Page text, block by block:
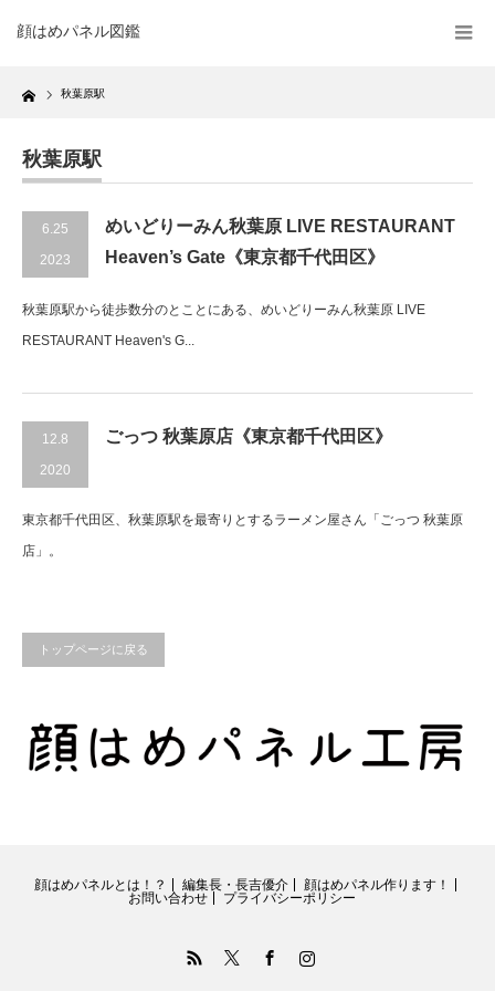
顔はめパネル図鑑
Home 秋葉原駅
秋葉原駅
6.25
2023
めいどりーみん秋葉原 LIVE RESTAURANT
Heaven’s Gate《東京都千代田区》
秋葉原駅から徒歩数分のとことにある、めいどりーみん秋葉原 LIVE
RESTAURANT Heaven's G...
12.8
2020
ごっつ 秋葉原店《東京都千代田区》
東京都千代田区、秋葉原駅を最寄りとするラーメン屋さん「ごっつ 秋葉原
店」。
トップページに戻る
顔はめパネルとは！？ 編集長・長吉優介
顔はめパネル作ります！
お問い合わせ
プライバシーポリシー
FacebookInstagram